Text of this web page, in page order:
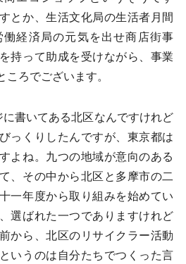
とか、生活文化局の生活者月間
経済局の元気を出せ商店街事
持って助成を受けながら、事業
ころでございます。
書いてある北区なんですけれど
っくりしたんですが、東京都は
よね。九つの地域が意向のある
、その中から北区と多摩市の二
一年度から取り組みを始めてい
選ばれた一つでありますけれど
から、北区のリサイクラー活動
いうのは自分たちでつくった言